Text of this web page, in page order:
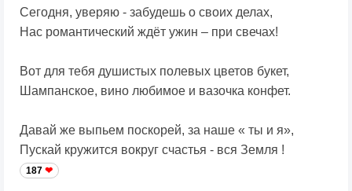
Сегодня, уверяю - забудешь о своих делах,
Нас романтический ждёт ужин – при свечах!
Вот для тебя душистых полевых цветов букет,
Шампанское, вино любимое и вазочка конфет.
Давай же выпьем поскорей, за наше « ты и я»,
Пускай кружится вокруг счастья - вся Земля !
187